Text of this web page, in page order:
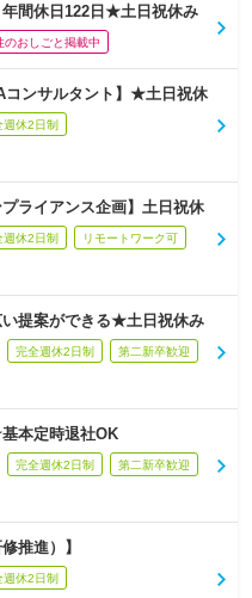
間休日122日★土日祝休み
のおしごと掲載中
コンサルタント】★土日祝休
週休2日制
ライアンス企画】土日祝休
週休2日制 リモートワーク可
提案ができる★土日祝休み
完全週休2日制 第二新卒歓迎
本定時退社OK
完全週休2日制 第二新卒歓迎
推進）】
週休2日制